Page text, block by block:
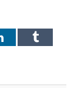
LinkedInTumblr